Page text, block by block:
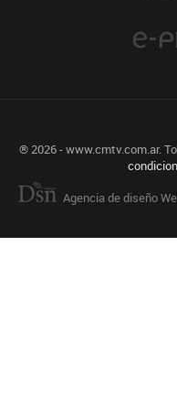
® 2026 - www.cmtv.com.ar.
Agencia de diseño